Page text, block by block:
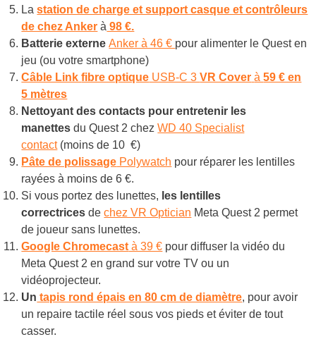
Lastation de charge et support casque et contrôleurs
de chez Anker à 98 €.
Batterie externe Anker à 46 € pour alimenter le Quest en
jeu (ou votre smartphone)
Câble Linkfibre optique USB-C 3VR Cover à59 € en
5 mètres
Nettoyant des contacts pour entretenir les
manettes du Quest 2 chezWD 40 Specialist
contact(moins de 10 €)
Pâte de polissage Polywatch pour réparer les lentilles
rayées à moins de 6 €.
Si vous portez des lunettes, les lentilles
correctrices dechez VR Optician Meta Quest 2 permet
de joueur sans lunettes.
Google Chromecast à 39 € pour diffuser la vidéo du
Meta Quest 2 en grand sur votre TV ou un
vidéoprojecteur.
Un tapis rond épais en 80 cm de diamètre, pour avoir
un repaire tactile réel sous vos pieds et éviter de tout
casser.